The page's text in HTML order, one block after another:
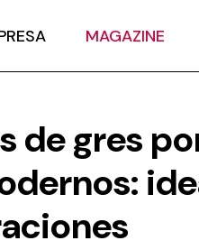
MAGAZINE
de gres